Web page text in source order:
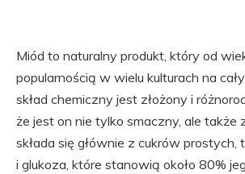
Miód to naturalny produkt, który od
popularnością w wielu kulturach na
skład chemiczny jest złożony i
że jest on nie tylko smaczny, ale także
składa się głównie z cukrów prostych,
i glukoza, które stanowią około 80%